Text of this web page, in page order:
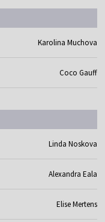
Karolina Muchova
Coco Gauff
Linda Noskova
Alexandra Eala
Elise Mertens